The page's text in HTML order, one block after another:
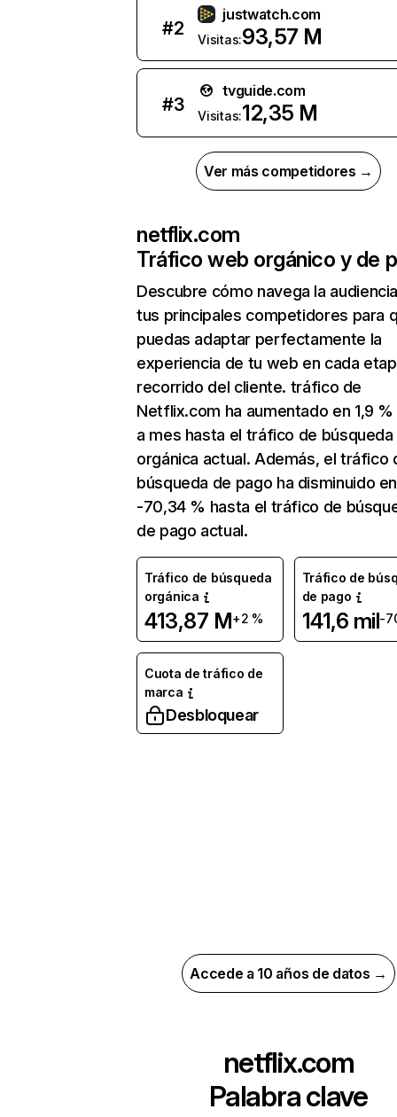
#2
justwatch.com
Visitas:93,57 M
#3
tvguide.com
Visitas:12,35 M
Ver más competidores →
netflix.com
Tráfico web orgánico y de
Descubre cómo navega la
tus principales competidores para
puedas adaptar perfectamente la
experiencia de tu web en cada
recorrido del cliente. tráfico de
Netflix.com ha aumentado en 1,9
a mes hasta el tráfico de búsqueda
orgánica actual. Además, el tráfico
búsqueda de pago ha disminuido en
-70,34 % hasta el tráfico de
de pago actual.
Tráfico de búsqueda
orgánica
413,87 M+2 %
Tráfico de
de pago
141,6 mil-
Cuota de tráfico de
marca
Desbloquear
Accede a 10 años de datos →
netflix.com
Palabra clave